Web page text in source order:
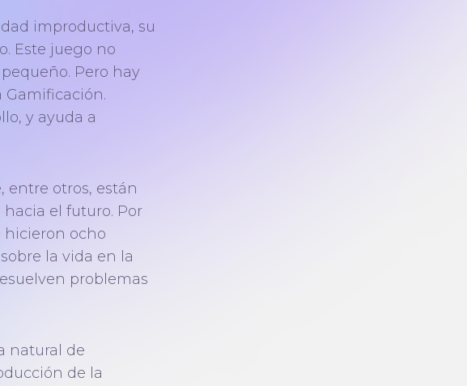
improductiva, su
Este juego no
Pero hay
Gamificación.
y ayuda a
entre otros, están
el futuro. Por
hicieron ocho
la vida en la
problemas
natural de
de la